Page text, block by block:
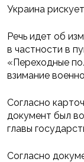
Украина
Речь идет об
в частности в
«Переходные
взимание
Согласно
документ был
главы
Согласно